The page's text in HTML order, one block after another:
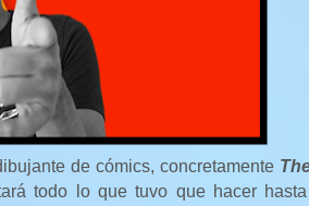
de cómics, concretamente
todo lo que tuvo que hacer